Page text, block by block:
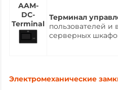
AAM-
DC-
Terminal
Терминал
пользователей и
серверных
Электромеханические